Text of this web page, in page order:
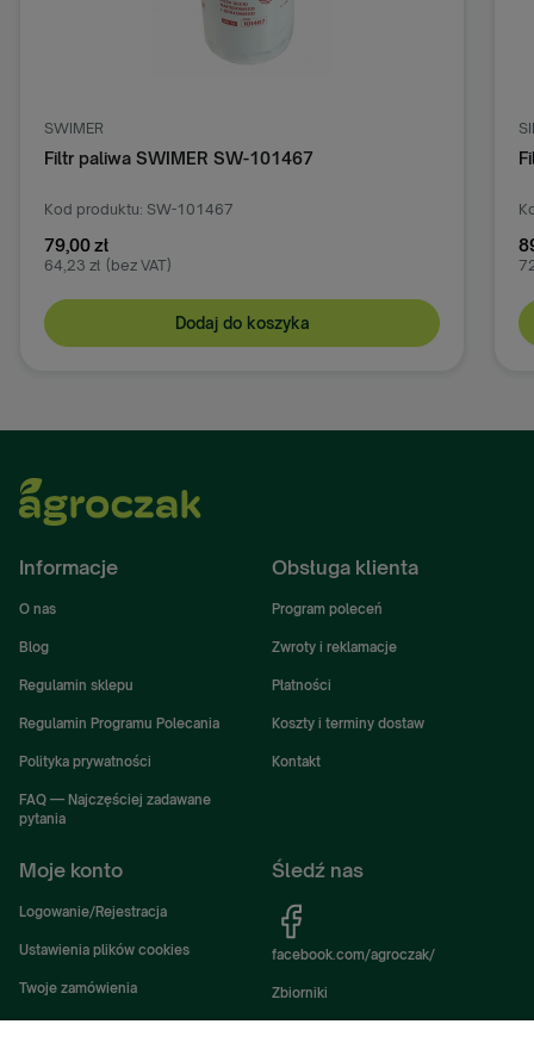
SWIMER
Filtr paliwa SWIMER SW-101467
Kod produktu: SW-101467
79,00 zł
64,23 zł (bez VAT)
Dodaj do koszyka
Informacje
O nas
Blog
Regulamin sklepu
Regulamin Programu Polecania
Polityka prywatności
FAQ — Najczęściej zadawane
pytania
Obsługa klienta
Program poleceń
Zwroty i reklamacje
Płatności
Koszty i terminy dostaw
Kontakt
Moje konto
Logowanie/Rejestracja
Ustawienia plików cookies
Twoje zamówienia
Śledź nas
facebook.com/agroczak/
Zbiorniki